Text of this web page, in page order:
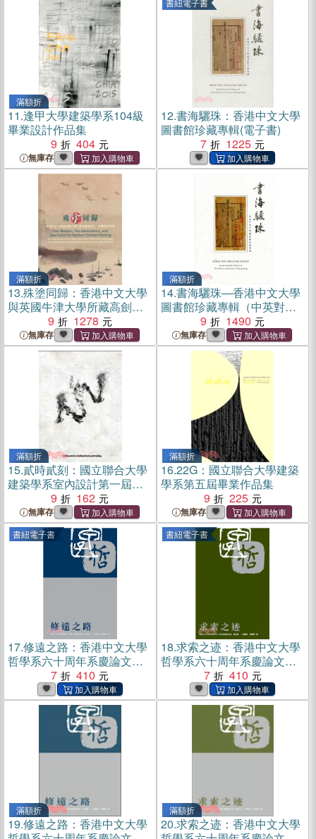
滿額折
11.逢甲大學建築學系104級
畢業設計作品集
9
404
無庫存
書紐電子書
12.書海驪珠：香港中文大學
圖書館珍藏專輯(電子書)
7
1225
滿額折
13.殊塗同歸：香港中文大學
與英國牛津大學所藏高劍
父、呂壽琨作品展
9 1278
無庫存
滿額折
14.書海驪珠―香港中文大學
圖書館珍藏專輯（中英對
9 1490
無庫存
滿額折
15.貳時貳刻：國立聯合大學
建築學系室內設計第一屆全
體同學作品集
9 162
無庫存
滿額折
16.22G：國立聯合大學建築
學系第五屆畢業作品集
9
225
無庫存
書紐電子書
17.修遠之路：香港中文大學
哲學系六十周年系慶論文集‧
同寅卷(電子書)
7 410
書紐電子書
18.求索之迹：香港中文大學
哲學系六十周年系慶論文集‧
校友卷(電子書)
7 410
滿額折
19.修遠之路：香港中文大學
滿額折
20.求索之迹：香港中文大學